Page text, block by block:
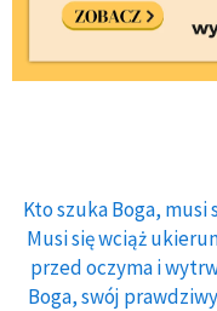
Kto szuka Boga, musi
Musi się wciąż
przed oczyma i
Boga, swój